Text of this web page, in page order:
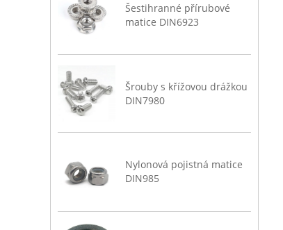
Šestihranné přírubové
matice DIN6923
Šrouby s křížovou drážkou
DIN7980
Nylonová pojistná matice
DIN985